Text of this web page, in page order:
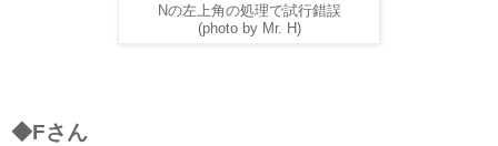
Nの左上角の処理で試行錯誤
(photo by Mr. H)
◆Fさん